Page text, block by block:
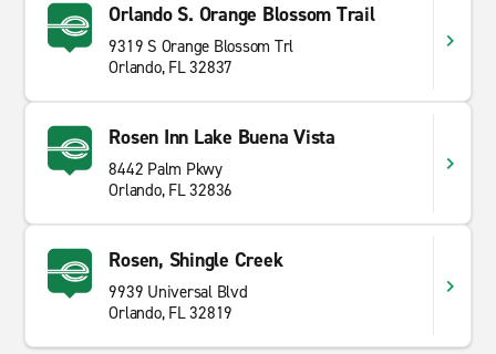
Orlando S. Orange Blossom Trail
9319 S Orange Blossom Trl
Orlando, FL 32837
Rosen Inn Lake Buena Vista
8442 Palm Pkwy
Orlando, FL 32836
Rosen, Shingle Creek
9939 Universal Blvd
Orlando, FL 32819